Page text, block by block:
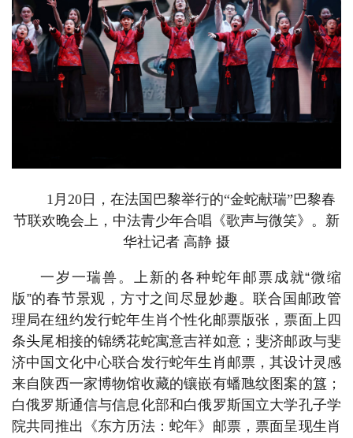
1月20日，在法国巴黎举行的“金蛇献瑞”巴黎春
节联欢晚会上，中法青少年合唱《歌声与微笑》。新
华社记者 高静 摄
一岁一瑞兽。上新的各种蛇年邮票成就“微缩
版”的春节景观，方寸之间尽显妙趣。联合国邮政管
理局在纽约发行蛇年生肖个性化邮票版张，票面上四
条头尾相接的锦绣花蛇寓意吉祥如意；斐济邮政与斐
济中国文化中心联合发行蛇年生肖邮票，其设计灵感
来自陕西一家博物馆收藏的镶嵌有蟠虺纹图案的簋；
白俄罗斯通信与信息化部和白俄罗斯国立大学孔子学
院共同推出《东方历法：蛇年》邮票，票面呈现生肖